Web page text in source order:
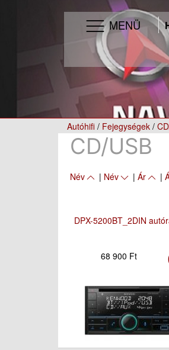
MENÜ
Autóhifi / Fejegységek /
CD/USB
Név | Név |Ár |
DPX-5200BT_2DIN
68 900 Ft